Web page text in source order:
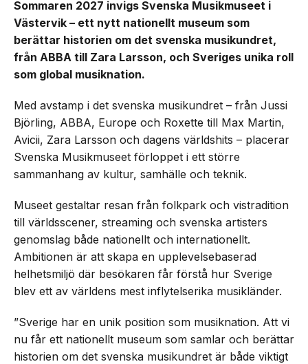
Sommaren 2027 invigs Svenska Musikmuseet i
Västervik – ett nytt nationellt museum som
berättar historien om det svenska musikundret,
från ABBA till Zara Larsson, och Sveriges unika roll
som global musiknation.
Med avstamp i det svenska musikundret – från Jussi
Björling, ABBA, Europe och Roxette till Max Martin,
Avicii, Zara Larsson och dagens världshits – placerar
Svenska Musikmuseet förloppet i ett större
sammanhang av kultur, samhälle och teknik.
Museet gestaltar resan från folkpark och vistradition
till världsscener, streaming och svenska artisters
genomslag både nationellt och internationellt.
Ambitionen är att skapa en upplevelsebaserad
helhetsmiljö där besökaren får förstå hur Sverige
blev ett av världens mest inflytelserika musikländer.
”Sverige har en unik position som musiknation. Att vi
nu får ett nationellt museum som samlar och berättar
historien om det svenska musikundret är både viktigt